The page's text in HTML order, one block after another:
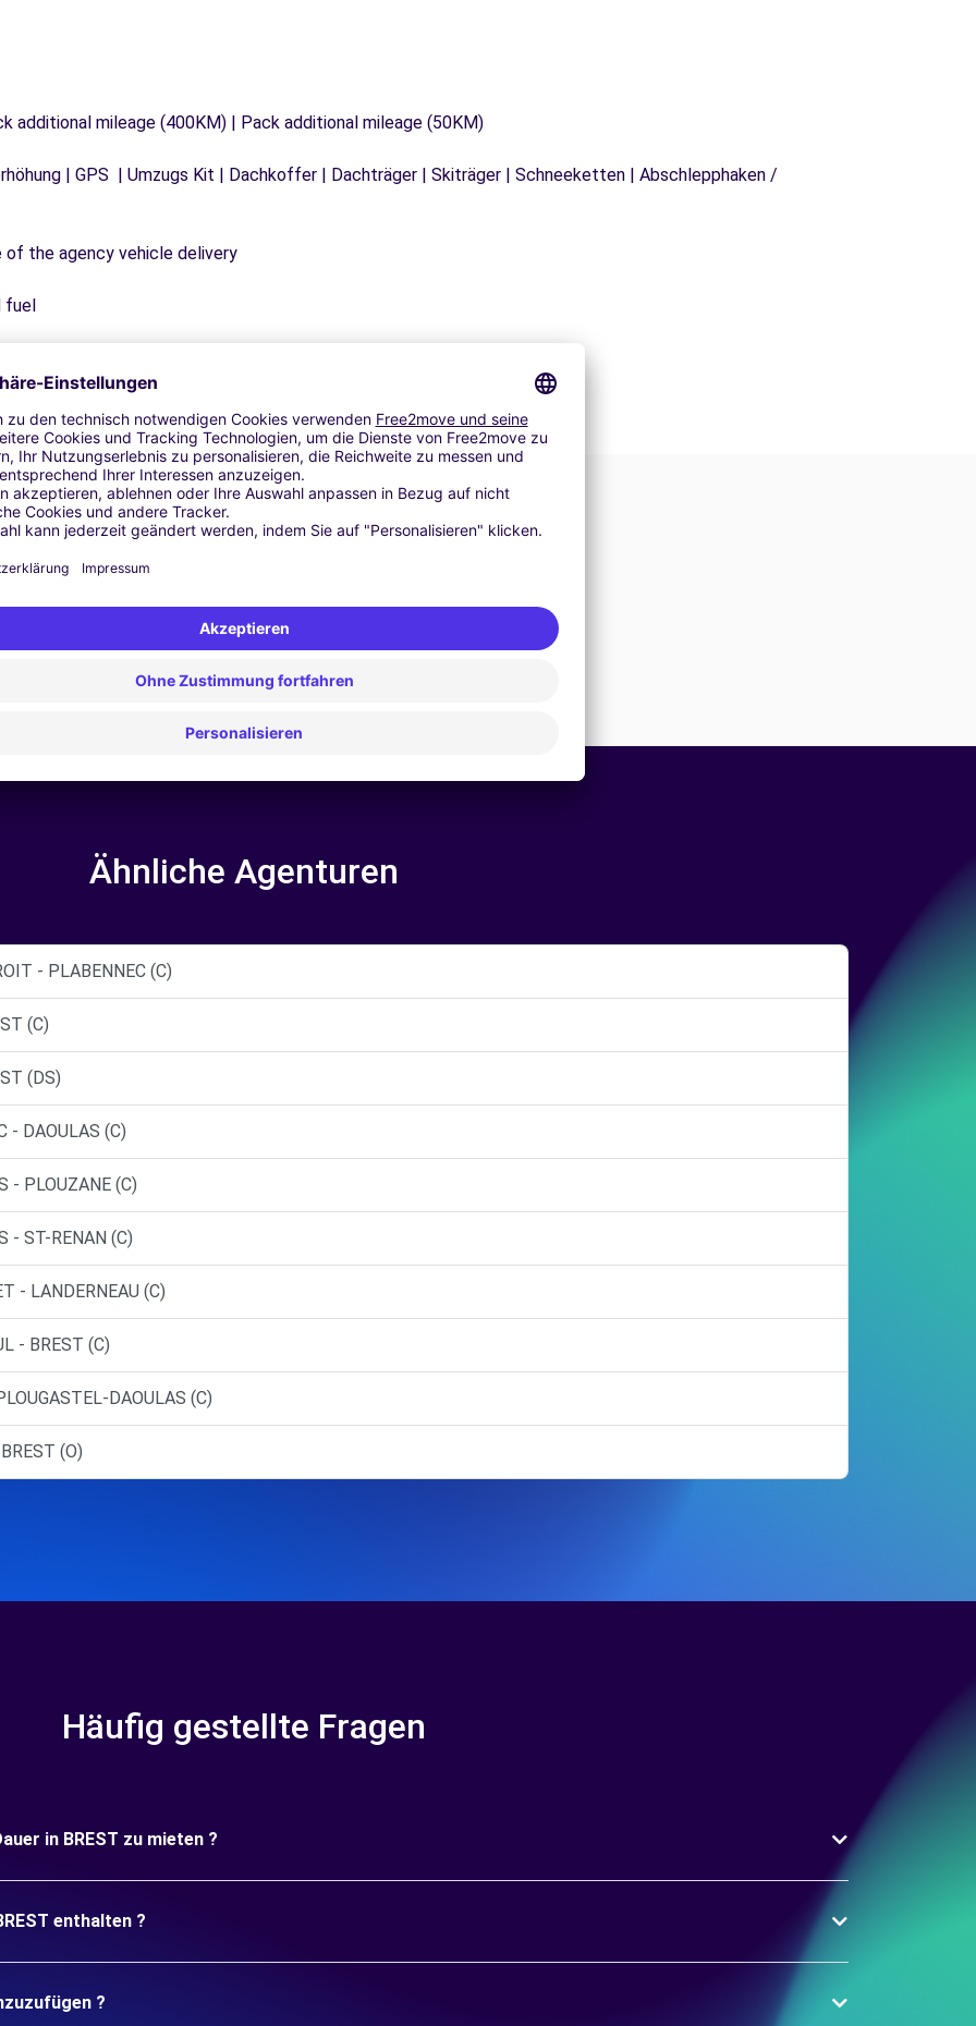
additional mileage (400KM) | Pack additional mileage (50KM)
| GPS | Umzugs Kit | Dachkoffer | Dachträger | Skiträger | Schneeketten | Abschlepphaken /
the agency vehicle delivery
fuel
Kundenbewertungen
Ähnliche Agenturen
- PLABENNEC (C)
(C)
(DS)
- DAOULAS (C)
- PLOUZANE (C)
- ST-RENAN (C)
- LANDERNEAU (C)
- BREST (C)
DAOULAS (C)
(O)
Häufig gestellte Fragen
in BREST zu mieten ?
enthalten ?
?